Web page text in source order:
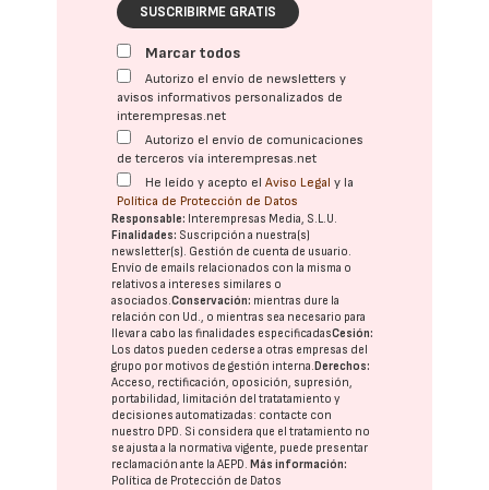
SUSCRIBIRME GRATIS
Marcar todos
Autorizo el envío de newsletters y
avisos informativos personalizados de
interempresas.net
Autorizo el envío de comunicaciones
de terceros vía interempresas.net
He leído y acepto elAviso Legal y la
Política de Protección de Datos
Responsable: Interempresas Media, S.L.U.
Finalidades: Suscripción a nuestra(s)
newsletter(s). Gestión de cuenta de usuario.
Envío de emails relacionados con la misma o
relativos a intereses similares o
asociados.Conservación: mientras dure la
relación con Ud., o mientras sea necesario para
llevar a cabo las finalidades especificadasCesión:
Los datos pueden cederse a otras empresas del
grupo por motivos de gestión interna. Derechos:
Acceso, rectificación, oposición, supresión,
portabilidad, limitación del tratatamiento y
decisiones automatizadas: contacte con
nuestro DPD. Si considera que el tratamiento no
se ajusta a la normativa vigente, puede presentar
reclamación ante laAEPD. Más información:
Política de Protección de Datos